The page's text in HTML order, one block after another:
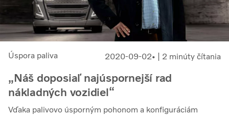
Úspora paliva 2020-09-02 | 2 minúty čítania
„Náš doposiaľ najúspornejší rad
nákladných vozidiel“
Vďaka palivovo úsporným pohonom a konfiguráciám